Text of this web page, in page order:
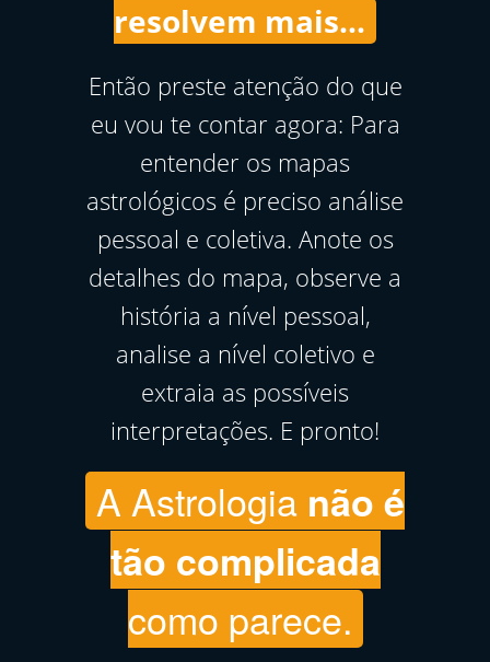
resolvem mais...
Então preste atenção do que
eu vou te contar agora: Para
entender os mapas
astrológicos é preciso análise
pessoal e coletiva. Anote os
detalhes do mapa, observe a
história a nível pessoal,
analise a nível coletivo e
extraia as possíveis
interpretações. E pronto!
A Astrologia não é
tão complicada
como parece.